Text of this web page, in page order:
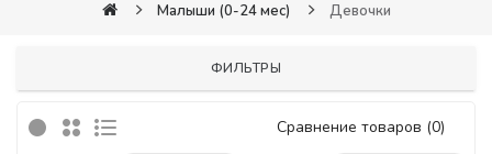
Малыши (0-24 мес) Девочки
ФИЛЬТРЫ
Сравнение товаров (0)